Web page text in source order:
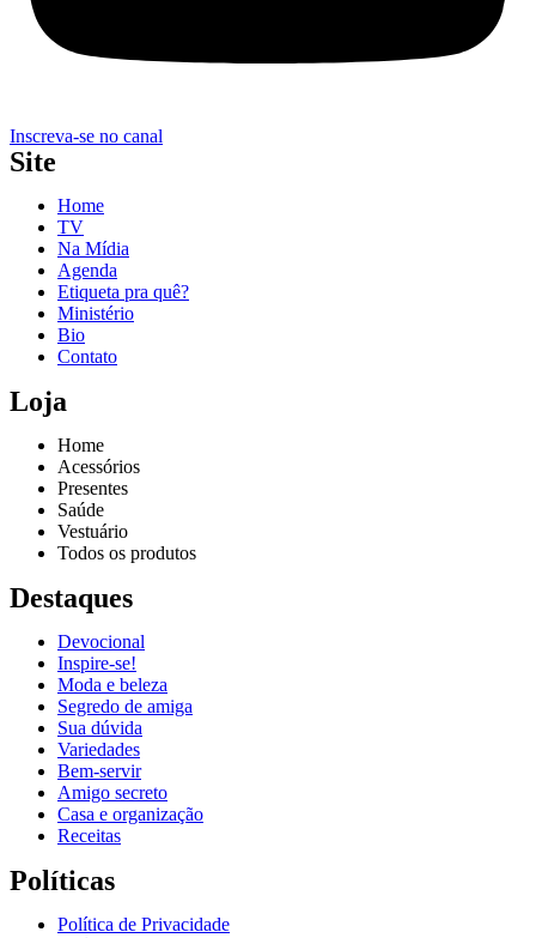
Inscreva-se no canal
Site
Home
TV
Na Mídia
Agenda
Etiqueta pra quê?
Ministério
Bio
Contato
Loja
Home
Acessórios
Presentes
Saúde
Vestuário
Todos os produtos
Destaques
Devocional
Inspire-se!
Moda e beleza
Segredo de amiga
Sua dúvida
Variedades
Bem-servir
Amigo secreto
Casa e organização
Receitas
Políticas
Política de Privacidade